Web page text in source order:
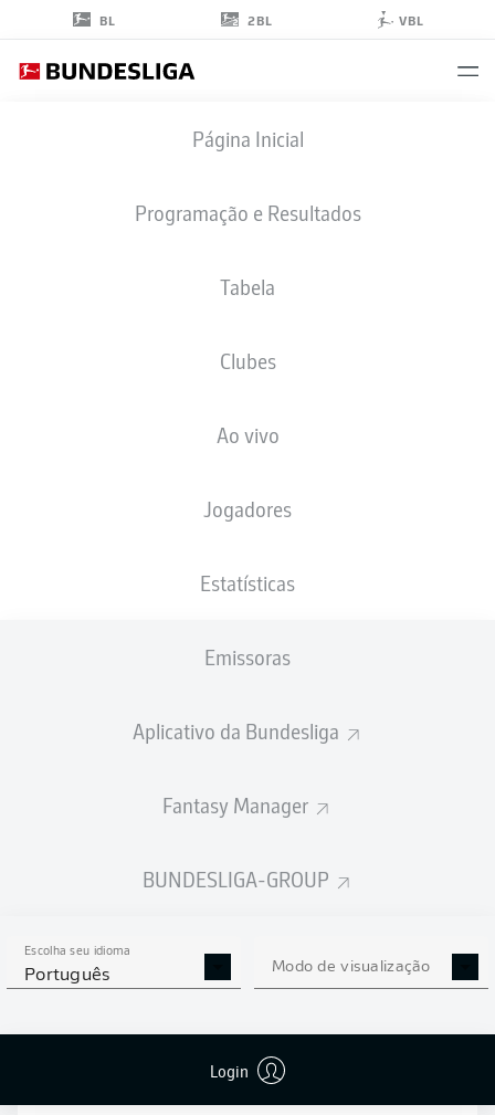
BL 2BL VBL
Página Inicial
Programação e Resultados
Tabela
Clubes
Ao vivo
Jogadores
Estatísticas
Emissoras
Aplicativo da Bundesliga
Fantasy Manager
BUNDESLIGA-GROUP
Escolha seu idioma
Português Modo de visualização
Login
ESTATÍSTICAS DA
TEMPORADA 2025/2026